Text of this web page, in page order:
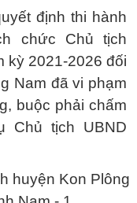
định thi hành
chức Chủ tịch
kỳ 2021-2026 đối
Nam đã vi phạm
buộc phải chấm
Chủ tịch UBND